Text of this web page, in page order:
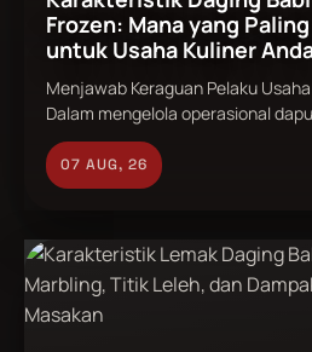
Frozen: Mana yang
untuk Usaha Kuliner
Menjawab Keraguan Pelaku
Dalam mengelola operasional
rumah makan, catering, maupun
non-halal lainnya, keputusan
baku daging adalah fondasi yang
paling sering muncul di kalangan
dan juru masak adalah
antara daging babi segar vs
masyarakat, masih ...
07 AUG, 26